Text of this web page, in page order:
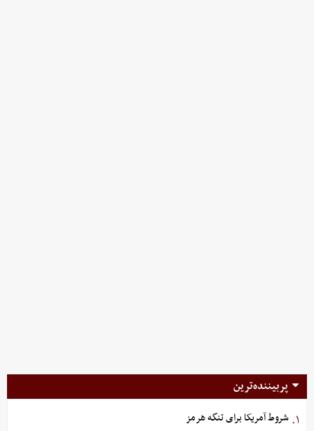
پربیننده‌ترین
۱. شروط آمریکا برای تنگه هرمز